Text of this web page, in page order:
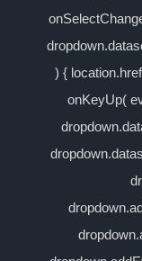
) {
onKeyUp(